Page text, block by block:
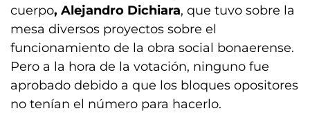
cuerpo, Alejandro Dichiara, que tuvo sobre la
mesa diversos proyectos sobre el
funcionamiento de la obra social bonaerense.
Pero a la hora de la votación, ninguno fue
aprobado debido a que los bloques opositores
no tenían el número para hacerlo.